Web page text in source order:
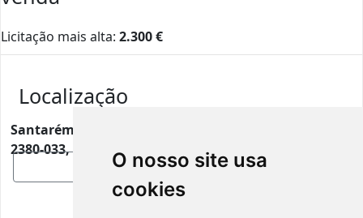
O nosso site usa
cookies
Licitação mais alta: 2.300€
Localização
Santarém
2380-033, 2380-033